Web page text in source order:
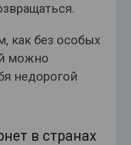
как без особых
можно
недорогой
в странах